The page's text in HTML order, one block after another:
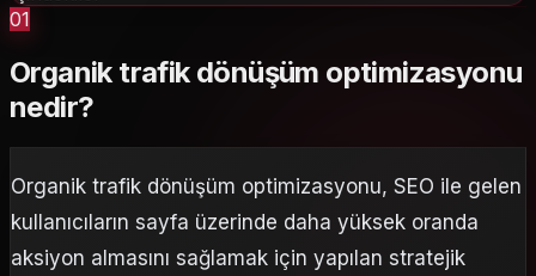
01
Organik trafik dönüşüm optimizasyonu
nedir?
Organik trafik dönüşüm optimizasyonu, SEO ile gelen
kullanıcıların sayfa üzerinde daha yüksek oranda
aksiyon almasını sağlamak için yapılan stratejik